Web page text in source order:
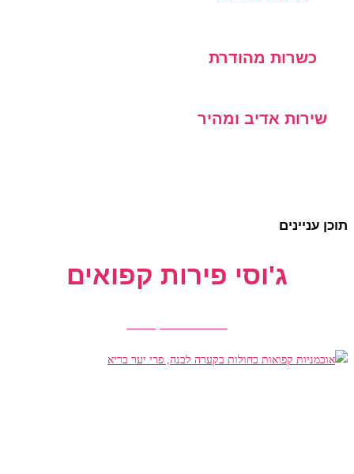
כשרות מהודרת
שירות אדיב ומהיר
תוכן עניינים
ג'וסי פירות קפואים